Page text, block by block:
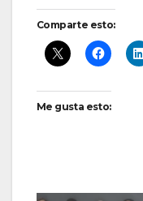
Comparte esto:
Me gusta esto: